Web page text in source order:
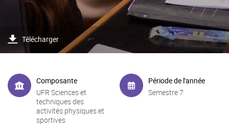
Télécharger
Composante
UFR Sciences et
techniques des
activités physiques et
sportives
Période de l'année
Semestre 7